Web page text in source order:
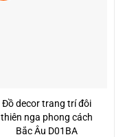
Đồ decor trang trí đôi
thiên nga phong cách
Bắc Âu D01BA